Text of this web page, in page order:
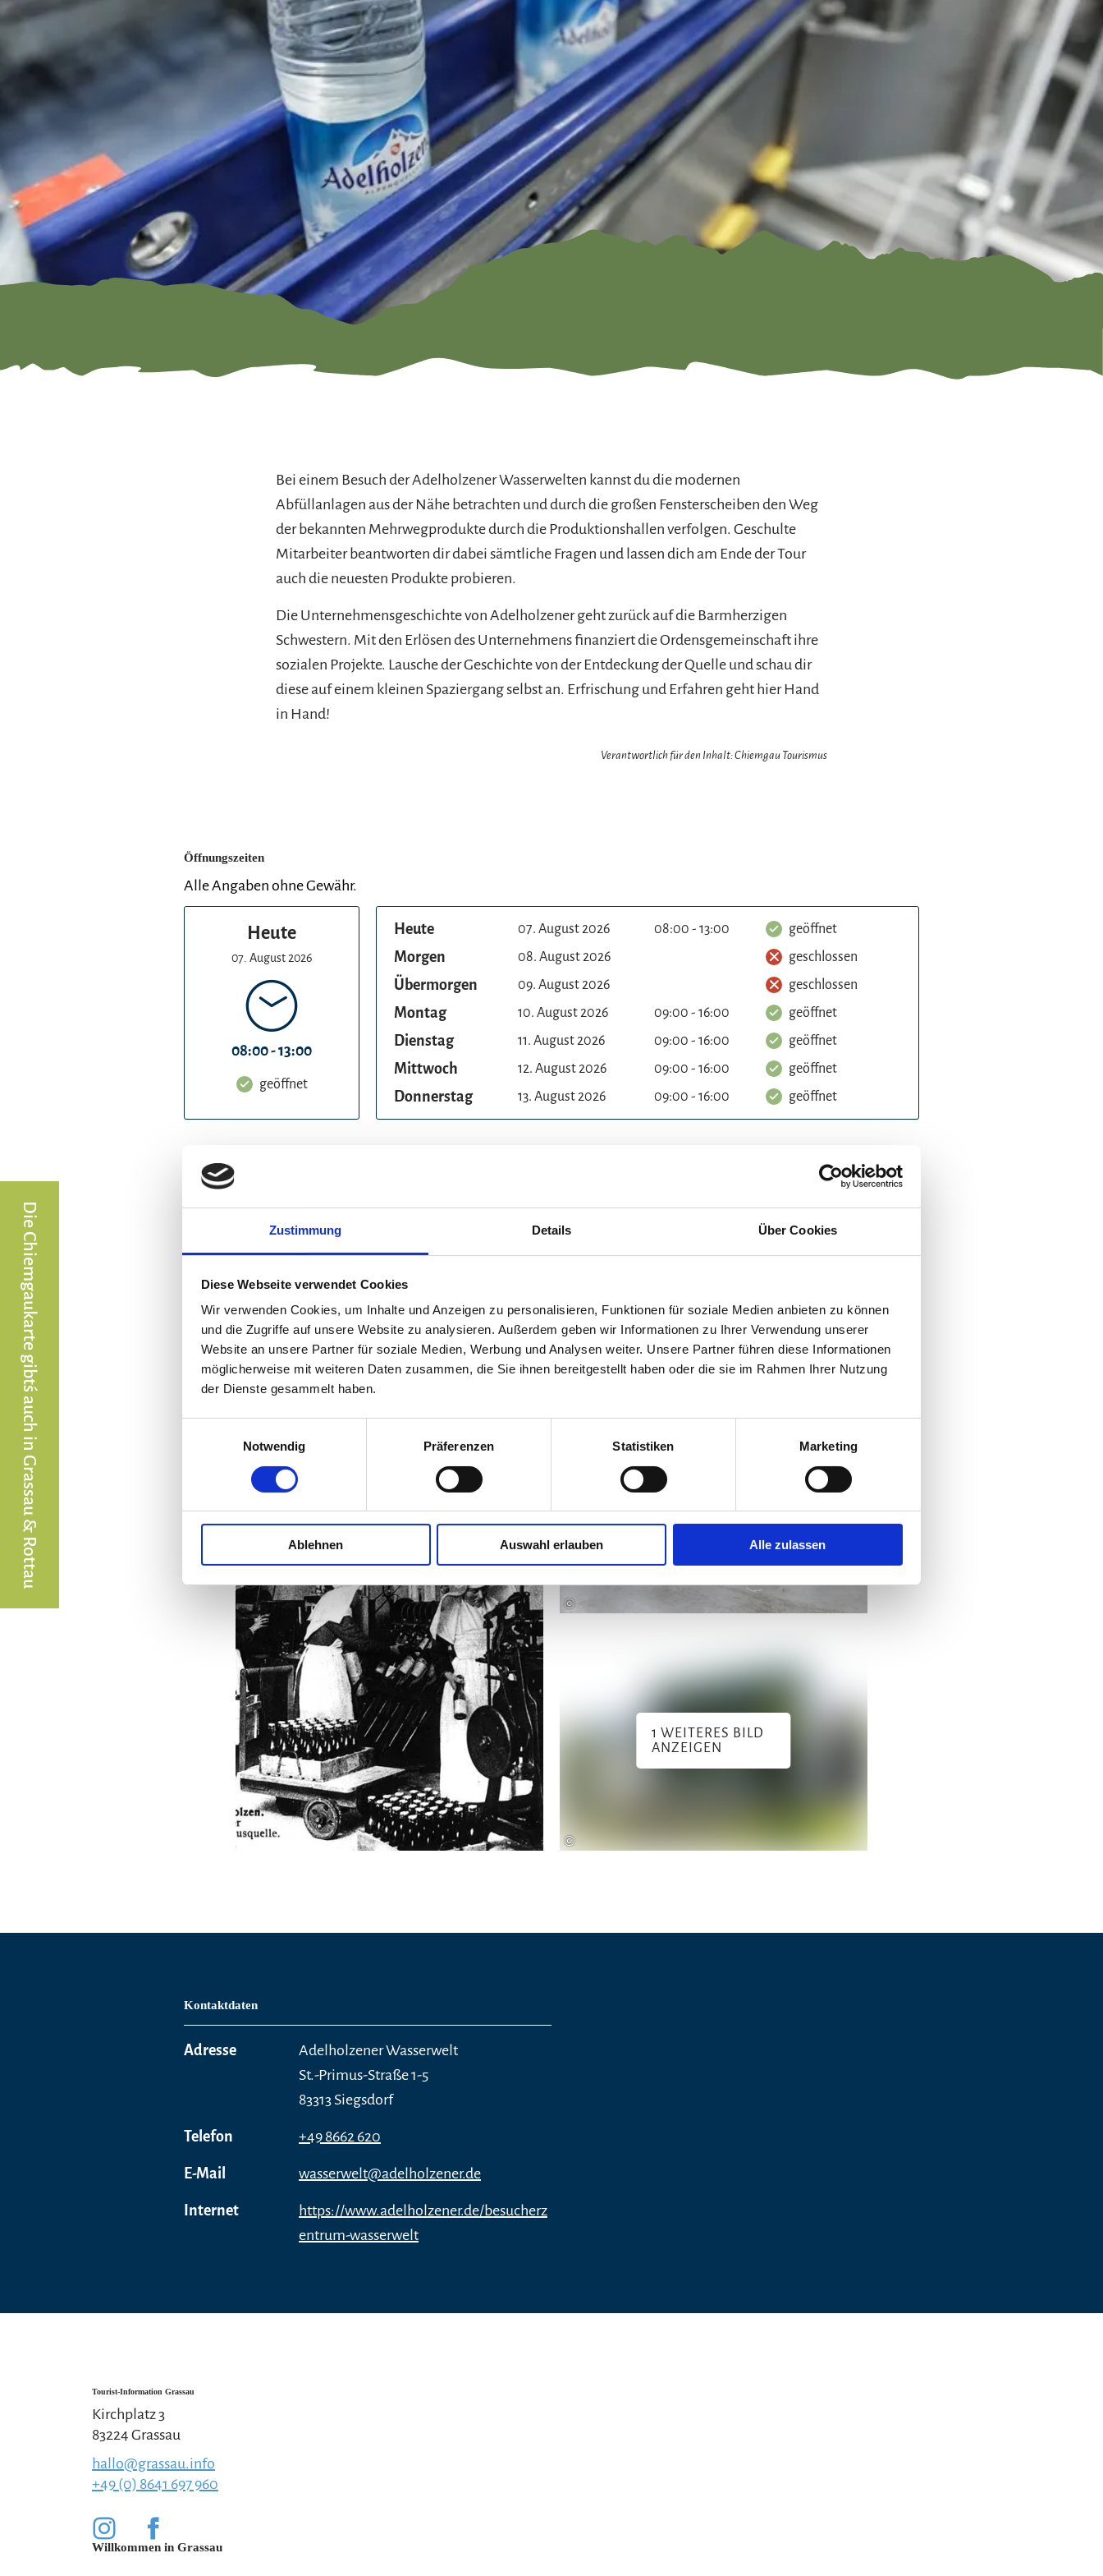
Zustimmung Details Über Cookies
Diese Webseite verwendet Cookies
Wir verwenden Cookies, um Inhalte und Anzeigen zu personalisieren, Funktionen für soziale Medien anbieten zu können
und die Zugriffe auf unsere Website zu analysieren. Außerdem geben wir Informationen zu Ihrer Verwendung unserer
Website an unsere Partner für soziale Medien, Werbung und Analysen weiter. Unsere Partner führen diese Informationen
möglicherweise mit weiteren Daten zusammen, die Sie ihnen bereitgestellt haben oder die sie im Rahmen Ihrer Nutzung
der Dienste gesammelt haben.
Notwendig
Präferenzen Statistiken Marketing
Ablehnen Auswahl erlauben Alle zulassen
Familien
Kendlmühlfilz
Baden
Winter
ramm
Römerregio
n Chiemsee
Bienenregi
on Grassau
Die Chiemgaukarte gibt´s auch in Grassau & Rottau
Bei einem Besuch der Adelholzener Wasserwelten kannst du die modernen
Abfüllanlagen aus der Nähe betrachten und durch die großen Fensterscheiben den Weg
der bekannten Mehrwegprodukte durch die Produktionshallen verfolgen. Geschulte
Mitarbeiter beantworten dir dabei sämtliche Fragen und lassen dich am Ende der Tour
auch die neuesten Produkte probieren.
Die Unternehmensgeschichte von Adelholzener geht zurück auf die Barmherzigen
Schwestern. Mit den Erlösen des Unternehmens finanziert die Ordensgemeinschaft ihre
sozialen Projekte. Lausche der Geschichte von der Entdeckung der Quelle und schau dir
diese auf einem kleinen Spaziergang selbst an. Erfrischung und Erfahren geht hier Hand
in Hand!
Verantwortlich für den Inhalt: Chiemgau Tourismus
Öffnungszeiten
Alle Angaben ohne Gewähr.
Heute
07. August 2026
08:00 - 13:00
geöffnet
Heute 07. August 2026 08:00 - 13:00 geöffnet
Morgen 08. August 2026 geschlossen
Übermorgen 09. August 2026 geschlossen
Montag 10. August 2026 09:00 - 16:00 geöffnet
Dienstag 11. August 2026 09:00 - 16:00 geöffnet
Mittwoch 12. August 2026 09:00 - 16:00 geöffnet
Donnerstag 13. August 2026 09:00 - 16:00 geöffnet
1 WEITERES BILD
ANZEIGEN
©
©
Kontaktdaten
Adresse
Adelholzener Wasserwelt
St.-Primus-Straße 1-5
83313 Siegsdorf
Telefon +49 8662 620
E-Mail wasserwelt@adelholzener.de
Internet
https://www.adelholzener.de/besucherz
entrum-wasserwelt
Willkommen in Grassau
Tourist-Information Grassau
Kirchplatz 3
83224 Grassau
hallo@grassau.info
+49 (0) 8641 697 960